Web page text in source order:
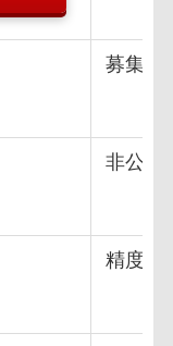
募集の
非公開
精度が